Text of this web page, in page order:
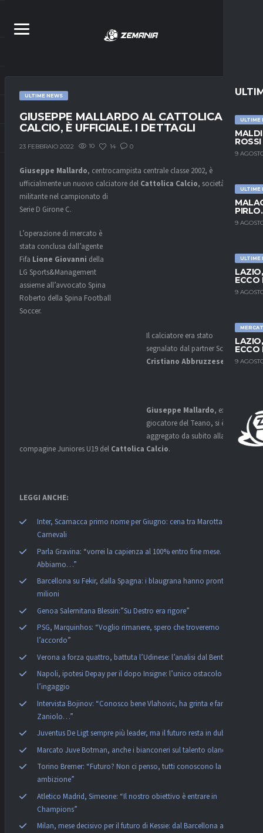
ULTIME
9
ULTIME
9
ULTIME
ECCO
9
ECCO
9
ULTIME NEWS
GIUSEPPE MALLARDO AL CATTOLICA
CALCIO, È UFFICIALE. I DETTAGLI
23 FEBBRAIO 2022 10 14 0
Giuseppe Mallardo, centrocampista centrale classe 2002, è
ufficialmente un nuovo calciatore del Cattolica Calcio, società
militante nel campionato di
Serie D Girone C.
L’operazione di mercato è
stata conclusa dall’agente
Fifa Lione Giovanni della
LG Sports&Management
assieme all’avvocato Spina
Roberto della Spina Football
Soccer.
Il calciatore era stato
segnalato dal partner Scout
Cristiano Abbruzzese
Giuseppe Mallardo, ex
giocatore del Teano, si è
aggregato da subito alla
compagine Juniores U19 del Cattolica Calcio.
LEGGI ANCHE:
Inter, Scamacca primo nome per Giugno: cena tra Marotta e
Carnevali
Parla Gravina: “vorrei la capienza al 100% entro fine mese.
Abbiamo…”
Barcellona su Fekir, dalla Spagna: i blaugrana hanno pronti 60
milioni
Genoa Salernitana Blessin:”Su Destro era rigore”
PSG, Marquinhos: “Voglio rimanere, spero che troveremo
l’accordo”
Verona a forza quattro, battuta l’Udinese: l’analisi dal Bentegodi
Napoli, ipotesi Depay per il dopo Insigne: l’unico ostacolo è
l’ingaggio
Intervista Bojinov: “Conosco bene Vlahovic, ha grinta e fame. Su
Zaniolo…”
Juventus De Ligt sempre più leader, ma il futuro resta in dubbio
Marcato Juve Botman, anche i bianconeri sul talento olandese
Torino Bremer: “Futuro? Non ci penso, tutti conoscono la mia
ambizione”
Atletico Madrid, Simeone: “Il nostro obiettivo è entrare in
Champions”
Milan, mese decisivo per il futuro di Kessie: dal Barcellona alla